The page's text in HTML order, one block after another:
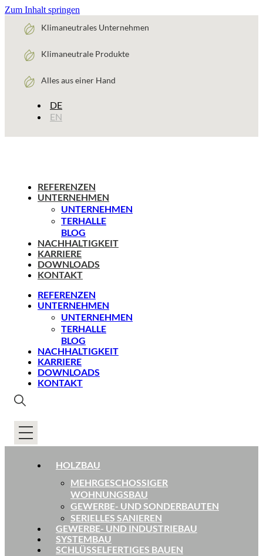
Zum Inhalt springen
Klimaneutrales Unternehmen
Klimaneutrale Produkte
Alles aus einer Hand
DE
EN
REFERENZEN
UNTERNEHMEN
UNTERNEHMEN
TERHALLE
BLOG
NACHHALTIGKEIT
KARRIERE
DOWNLOADS
KONTAKT
REFERENZEN
UNTERNEHMEN
UNTERNEHMEN
TERHALLE
BLOG
NACHHALTIGKEIT
KARRIERE
DOWNLOADS
KONTAKT
HOLZBAU
MEHRGESCHOSSIGER
WOHNUNGSBAU
GEWERBE- UND SONDERBAUTEN
SERIELLES SANIEREN
GEWERBE- UND INDUSTRIEBAU
SYSTEMBAU
SCHLÜSSELFERTIGES BAUEN